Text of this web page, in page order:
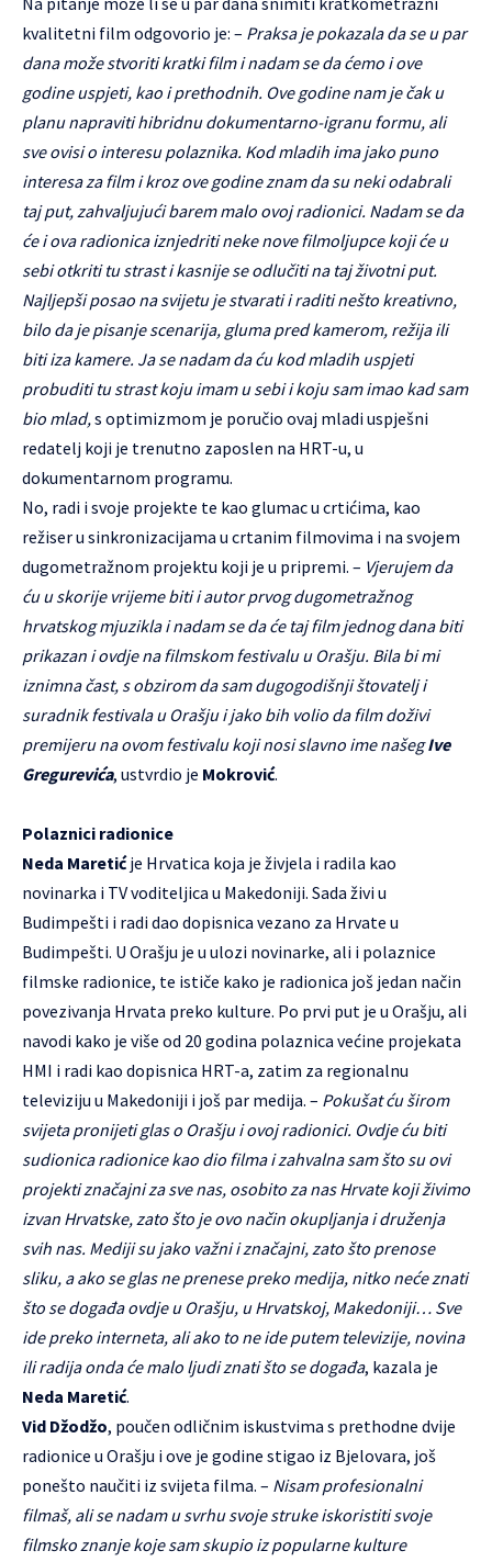
kvalitetni film odgovorio je: – Praksa je pokazala da se u par
dana može stvoriti kratki film i nadam se da ćemo i ove
godine uspjeti, kao i prethodnih. Ove godine nam je čak u
planu napraviti hibridnu dokumentarno-igranu formu, ali
sve ovisi o interesu polaznika. Kod mladih ima jako puno
interesa za film i kroz ove godine znam da su neki odabrali
taj put, zahvaljujući barem malo ovoj radionici. Nadam se da
će i ova radionica iznjedriti neke nove filmoljupce koji će u
sebi otkriti tu strast i kasnije se odlučiti na taj životni put.
Najljepši posao na svijetu je stvarati i raditi nešto kreativno,
bilo da je pisanje scenarija, gluma pred kamerom, režija ili
biti iza kamere. Ja se nadam da ću kod mladih uspjeti
probuditi tu strast koju imam u sebi i koju sam imao kad sam
bio mlad,s optimizmom je poručio ovaj mladi uspješni
redatelj koji je trenutno zaposlen na HRT-u, u
dokumentarnom programu.
No, radi i svoje projekte te kao glumac u crtićima, kao
režiser u sinkronizacijama u crtanim filmovima i na svojem
dugometražnom projektu koji je u pripremi. – Vjerujem da
ću u skorije vrijeme biti i autor prvog dugometražnog
hrvatskog mjuzikla i nadam se da će taj film jednog dana biti
prikazan i ovdje na filmskom festivalu u Orašju. Bila bi mi
iznimna čast, s obzirom da sam dugogodišnji štovatelj i
suradnik festivala u Orašju i jako bih volio da film doživi
premijeru na ovom festivalu koji nosi slavno ime našegIve
Gregurevića, ustvrdio je Mokrović.
Polaznici radionice
Neda Maretićje Hrvatica koja je živjela i radila kao
novinarka i TV voditeljica u Makedoniji. Sada živi u
Budimpešti i radi dao dopisnica vezano za Hrvate u
Budimpešti. U Orašju je u ulozi novinarke, ali i polaznice
filmske radionice, te ističe kako je radionica još jedan način
povezivanja Hrvata preko kulture. Po prvi put je u Orašju, ali
navodi kako je više od 20 godina polaznica većine projekata
HMI i radi kao dopisnica HRT-a, zatim za regionalnu
televiziju u Makedoniji i još par medija. – Pokušat ću širom
svijeta pronijeti glas o Orašju i ovoj radionici. Ovdje ću biti
sudionica radionice kao dio filma i zahvalna sam što su ovi
projekti značajni za sve nas, osobito za nas Hrvate koji živimo
izvan Hrvatske, zato što je ovo način okupljanja i druženja
svih nas. Mediji su jako važni i značajni, zato što prenose
sliku, a ako se glas ne prenese preko medija, nitko neće znati
što se događa ovdje u Orašju, u Hrvatskoj, Makedoniji… Sve
ide preko interneta, ali ako to ne ide putem televizije, novina
ili radija onda će malo ljudi znati što se događa, kazala je
Neda Maretić.
Vid Džodžo, poučen odličnim iskustvima s prethodne dvije
radionice u Orašju i ove je godine stigao iz Bjelovara, još
ponešto naučiti iz svijeta filma. – Nisam profesionalni
filmaš, ali se nadam u svrhu svoje struke iskoristiti svoje
filmsko znanje koje sam skupio iz popularne kulture